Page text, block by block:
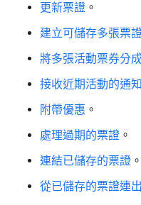
更新票證 。
建立可儲存多張票
將多張活動票券分
接收近期活動的通知
附帶優惠 。
處理過期的票證 。
連結已儲存的票證 。
從已儲存的票證連出